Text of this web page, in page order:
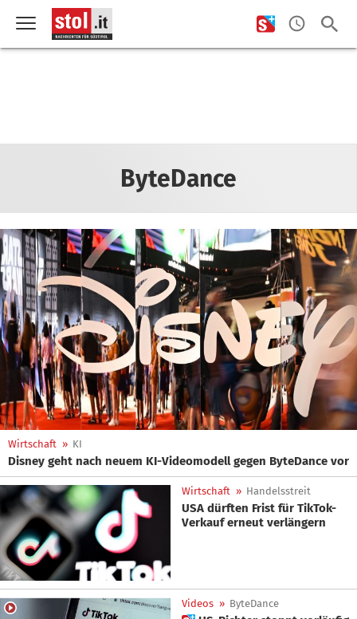
ByteDance
Wirtschaft » KI
Disney geht nach neuem KI-Videomodell gegen ByteDance vor
Wirtschaft » Handelsstreit
USA dürften Frist für TikTok-
Verkauf erneut verlängern
Videos » ByteDance